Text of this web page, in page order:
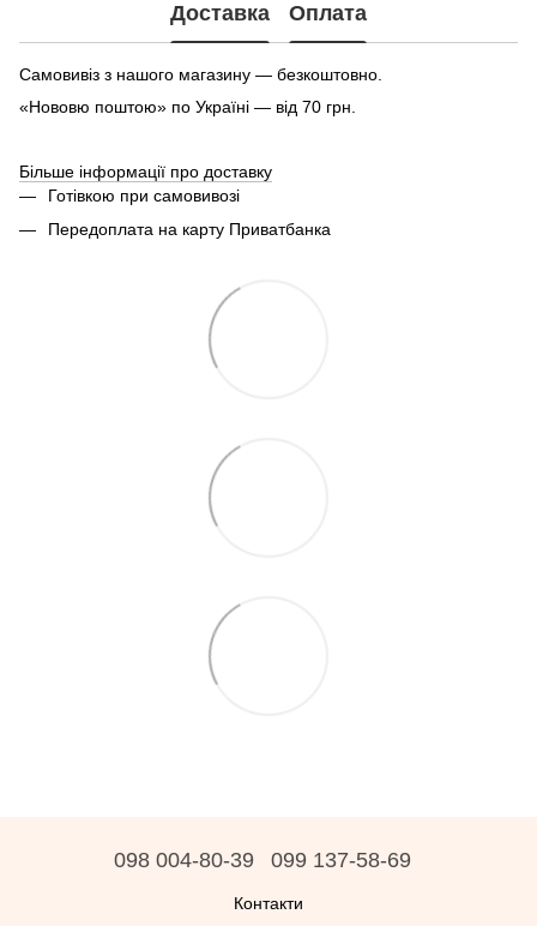
Доставка Оплата
Самовивіз з нашого магазину — безкоштовно.
«Нововю поштою» по Україні — від 70 грн.
Більше інформації про доставку
Готівкою при самовивозі
Передоплата на карту Приватбанка
098 004-80-39 099 137-58-69
Контакти